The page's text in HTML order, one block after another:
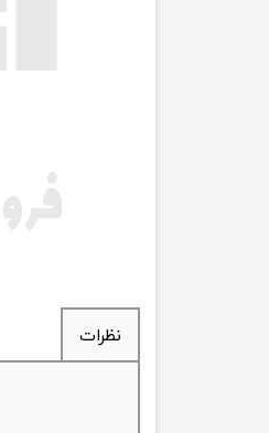
نظرات